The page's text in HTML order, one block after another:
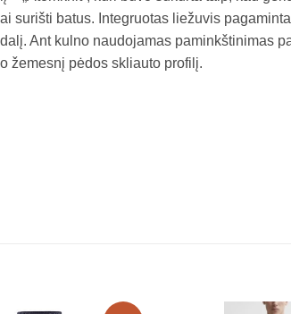
surišti batus. Integruotas liežuvis
Ant kulno naudojamas paminkštinimas
žemesnį pėdos skliauto profilį.